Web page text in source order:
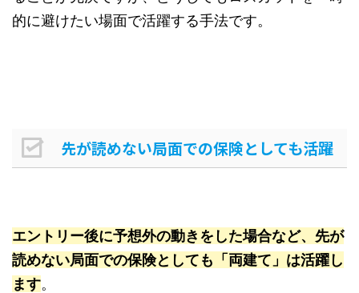
的に避けたい場面で活躍する手法です。
先が読めない局面での保険としても活躍
エントリー後に予想外の動きをした場合など、先が
読めない局面での保険としても「両建て」は活躍し
ます。